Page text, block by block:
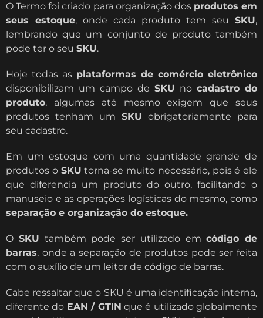
O Termo foi criado para organização dos produtos em
seus estoque, onde cada produto tem seu SKU,
lembrando que um conjunto de produto também
pode ter o seu SKU.
Hoje todas as plataformas de comércio eletrônico
disponibilizam um campo de SKU no cadastro do
produto, algumas até mesmo exigem que seus
produtos tenham um SKU obrigatoriamente para
seu cadastro.
Em um estoque com uma quantidade grande de
produtos o SKU torna-se muito necessário, pois é ele
que diferencia um produto do outro, facilitando o
manuseio e as operações logísticas do mesmo, como
separação e organização do estoque.
O SKU também pode ser utilizado emcódigo de
barras, onde a separação de produtos pode ser feita
com o auxílio de um leitor de código de barras.
Cabe ressaltar que o SKU é uma identificação interna,
diferente do EAN / GTIN que é utilizado globalmente